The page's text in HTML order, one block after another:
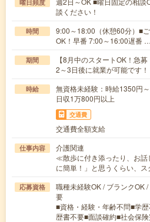
曜日頻度
談ください！
時間
9:00～18:00（休憩60分）■
OK！早番 7:00～16:00遅番 …
期間
【8月中のスタートOK！急
2～3日後に就業が可能です！
時給
無資格未経験：時給1350
日収1万800円以上
交通費
交通費全額支給
仕事内容
介護関連
≪散歩に付き添ったり、お
に簡単！」と思うくらい、
応募資格
職種未経験OK / ブランクOK
要
■資格・経験・年齢不問■学
歴書不要■面談確約■社会保